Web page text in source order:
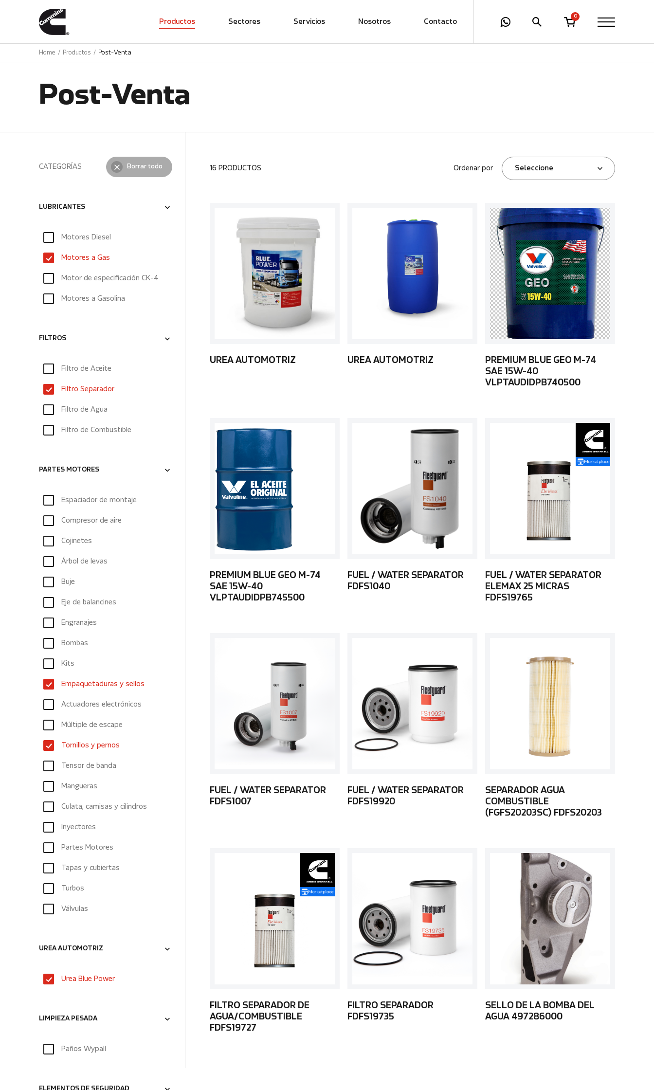
Productos Sectores Servicios Nosotros Contacto
0
Home Productos Post-Venta
Post-Venta
CATEGORÍAS Borrar todo
LUBRICANTES
Motores Diesel
Motores a Gas
Motor de especificación CK-4
Motores a Gasolina
FILTROS
Filtro de Aceite
Filtro Separador
Filtro de Agua
Filtro de Combustible
PARTES MOTORES
Espaciador de montaje
Compresor de aire
Cojinetes
Árbol de levas
Buje
Eje de balancines
Engranajes
Bombas
Kits
Empaquetaduras y sellos
Actuadores electrónicos
Múltiple de escape
Tornillos y pernos
Tensor de banda
Mangueras
Culata, camisas y cilindros
Inyectores
Partes Motores
Tapas y cubiertas
Turbos
Válvulas
UREA AUTOMOTRIZ
Urea Blue Power
LIMPIEZA PESADA
Paños Wypall
16 PRODUCTOS Ordenar por Seleccione
UREA AUTOMOTRIZ UREA AUTOMOTRIZ
PREMIUM BLUE GEO M-74
SAE 15W-40
VLPTAUDIDPB740500
PREMIUM BLUE GEO M-74
SAE 15W-40
VLPTAUDIDPB745500
FUEL / WATER SEPARATOR
FDFS1040
FUEL / WATER SEPARATOR
ELEMAX 25 MICRAS
FDFS19765
FUEL / WATER SEPARATOR
FDFS1007
FUEL / WATER SEPARATOR
FDFS19920
SEPARADOR AGUA
COMBUSTIBLE
(FGFS20203SC) FDFS20203
FILTRO SEPARADOR DE
AGUA/COMBUSTIBLE
FDFS19727
FILTRO SEPARADOR
FDFS19735
SELLO DE LA BOMBA DEL
AGUA 497286000